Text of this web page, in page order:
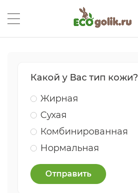
Какой у Вас тип кожи?
Жирная
Сухая
Комбинированная
Нормальная
Отправить